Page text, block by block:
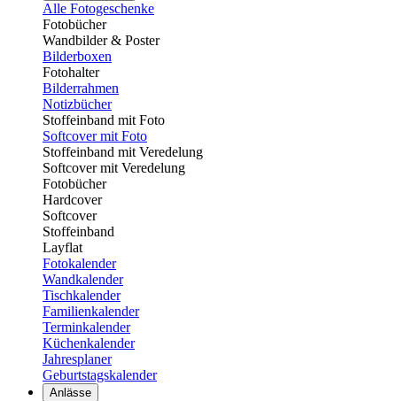
Alle Fotogeschenke
Fotobücher
Wandbilder & Poster
Bilderboxen
Fotohalter
Bilderrahmen
Notizbücher
Stoffeinband mit Foto
Softcover mit Foto
Stoffeinband mit Veredelung
Softcover mit Veredelung
Fotobücher
Hardcover
Softcover
Stoffeinband
Layflat
Fotokalender
Wandkalender
Tischkalender
Familienkalender
Terminkalender
Küchenkalender
Jahresplaner
Geburtstagskalender
Anlässe